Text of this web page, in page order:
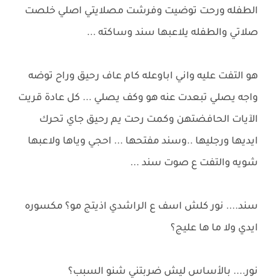
الطفله ورحت توضيت وفرشت مصلايتي اصلي خلصت
صلاتي والطفله يلاعبها سند وساكته ...
هو التفت عليه واني اباوعله كام عاف رحيق وراح توضه
واجه يصلي تبعدت عنه هو وكف يصلي ... كل عادة قريت
الآيات الحافضتهن وكمت رحت يم رحيق جاي تحرك
ايديها ورجليها ..وسند مفتحها ... احجي وياها ولاعبها
شويه والتفت ع صوت سند ...
سند.... نور كلش اسف ع الراشدي اذيتج مو؟ مكسوره
ايدي ولا ما ها عليج؟
نور.... بالأساس ليش ضربتني شنو السبب؟